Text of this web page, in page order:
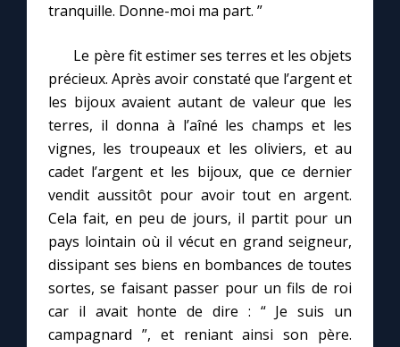
tranquille. Donne-moi ma part. ”
Le père fit estimer ses terres et les objets
précieux. Après avoir constaté que l’argent et
les bijoux avaient autant de valeur que les
terres, il donna à l’aîné les champs et les
vignes, les troupeaux et les oliviers, et au
cadet l’argent et les bijoux, que ce dernier
vendit aussitôt pour avoir tout en argent.
Cela fait, en peu de jours, il partit pour un
pays lointain où il vécut en grand seigneur,
dissipant ses biens en bombances de toutes
sortes, se faisant passer pour un fils de roi
car il avait honte de dire : “ Je suis un
campagnard ”, et reniant ainsi son père.